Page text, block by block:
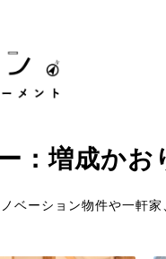
：増成かお
ベーション物件や一軒